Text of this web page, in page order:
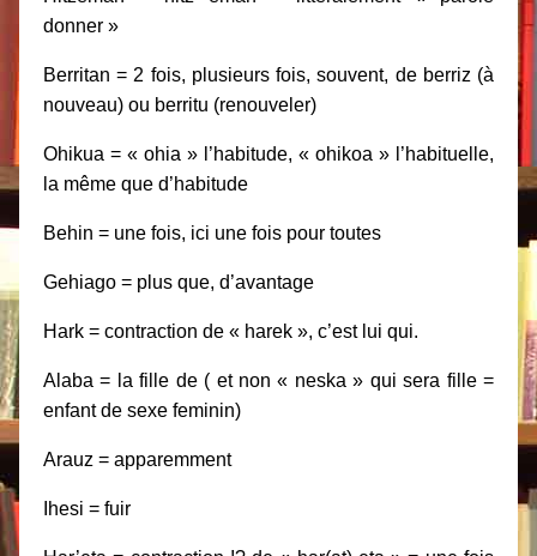
donner »
Berritan = 2 fois, plusieurs fois, souvent, de berriz (à
nouveau) ou berritu (renouveler)
Ohikua = « ohia » l’habitude, « ohikoa » l’habituelle,
la même que d’habitude
Behin = une fois, ici une fois pour toutes
Gehiago = plus que, d’avantage
Hark = contraction de « harek », c’est lui qui.
Alaba = la fille de ( et non « neska » qui sera fille =
enfant de sexe feminin)
Arauz = apparemment
Ihesi = fuir